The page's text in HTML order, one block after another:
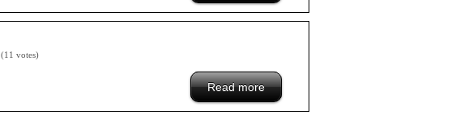
(11 votes)
Read more